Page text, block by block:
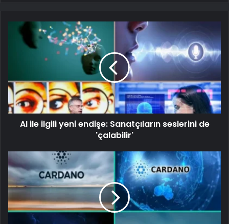
AI ile ilgili yeni endişe: Sanatçıların seslerini de
'çalabilir'